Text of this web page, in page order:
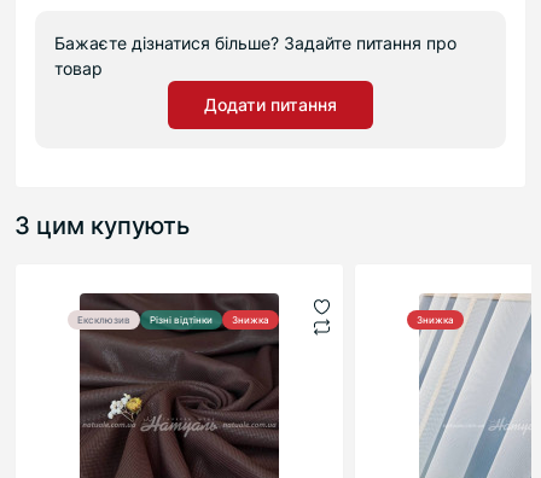
Бажаєте дізнатися більше? Задайте питання про
товар
Додати питання
З цим купують
Ексклюзив Різні відтінки Знижка Знижка